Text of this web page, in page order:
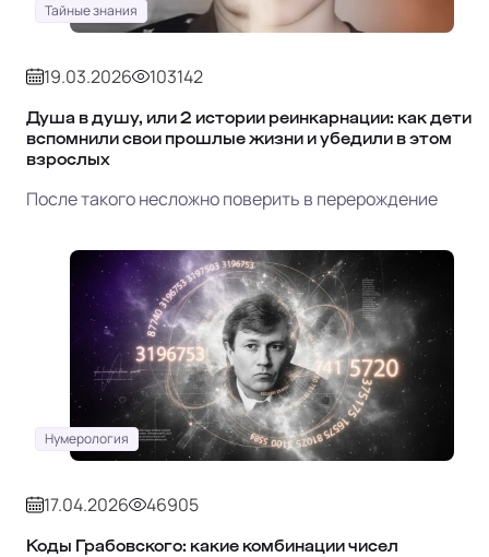
Тайные знания
19.03.2026 103142
Душа в душу, или 2 истории реинкарнации: как дети
вспомнили свои прошлые жизни и убедили в этом
взрослых
После такого несложно поверить в перерождение
Нумерология
17.04.2026 46905
Коды Грабовского: какие комбинации чисел